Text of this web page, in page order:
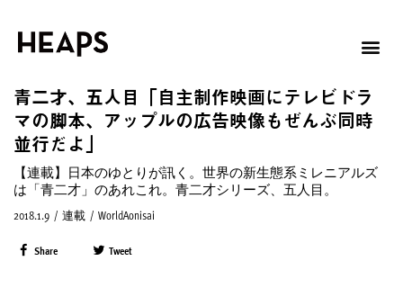
青二才、五人目「自主制作映画にテレビドラ
マの脚本、アップルの広告映像もぜんぶ同時
並行だよ」
【連載】日本のゆとりが訊く。世界の新生態系ミレニアルズ
は「青二才」のあれこれ。青二才シリーズ、五人目。
2018.1.9 / 連載 / WorldAonisai
Share Tweet